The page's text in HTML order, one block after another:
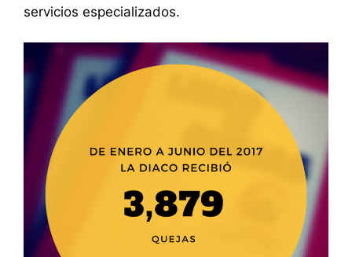
servicios especializados.